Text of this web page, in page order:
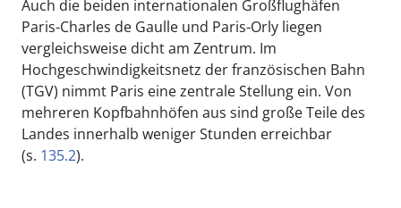
Auch die beiden internationalen Großflughäfen
Paris-Charles de Gaulle und Paris-Orly liegen
vergleichsweise dicht am Zentrum. Im
Hochgeschwindigkeitsnetz der französischen Bahn
(TGV) nimmt Paris eine zentrale Stellung ein. Von
mehreren Kopfbahnhöfen aus sind große Teile des
Landes innerhalb weniger Stunden erreichbar
(s. 135.2).